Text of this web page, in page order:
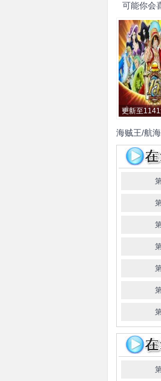
可能你会
更新至
海贼王/航
田中真弓 中